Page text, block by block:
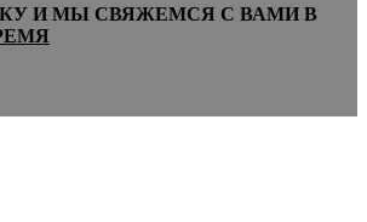
И МЫ СВЯЖЕМСЯ С ВАМИ В